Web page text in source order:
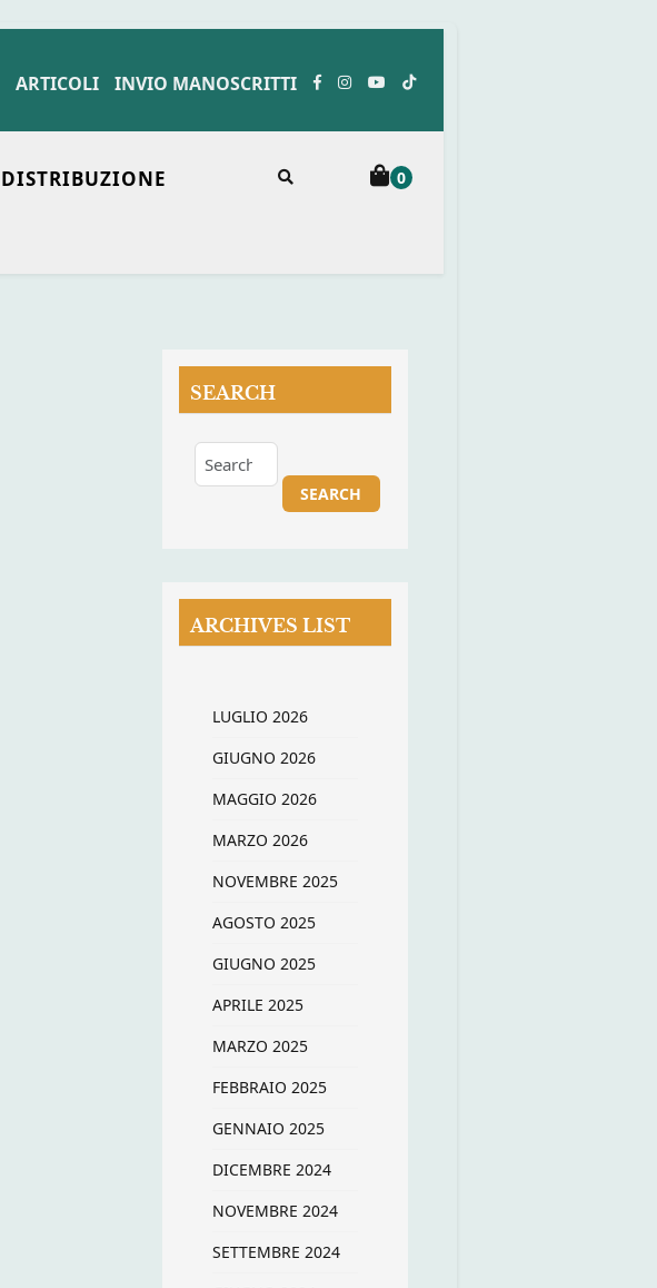
ARTICOLI INVIO MANOSCRITTI
DISTRIBUZIONE
0
SEARCH
ARCHIVES LIST
LUGLIO 2026
GIUGNO 2026
MAGGIO 2026
MARZO 2026
NOVEMBRE 2025
AGOSTO 2025
GIUGNO 2025
APRILE 2025
MARZO 2025
FEBBRAIO 2025
GENNAIO 2025
DICEMBRE 2024
NOVEMBRE 2024
SETTEMBRE 2024